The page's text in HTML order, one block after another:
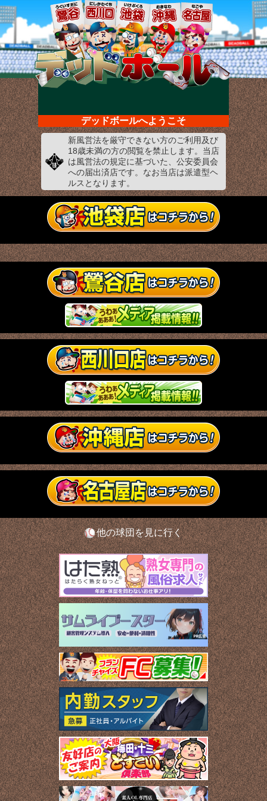
デッドボールへようこそ
新風営法を厳守できない方のご利用及び
18歳未満の方の閲覧を禁止します。当店
は風営法の規定に基づいた、公安委員会
への届出済店です。なお当店は派遣型ヘ
ルスとなります。
他の球団を見に行く